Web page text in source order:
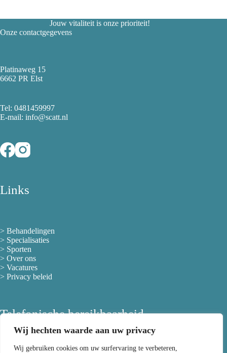
Wij hechten waarde aan uw privacy
Wij gebruiken cookies om uw surfervaring te verbeteren,
Jouw vitaliteit is onze prioriteit!
Onze contactgegevens
Platinaweg 15
6662 PR Elst
Tel: 0481459997
E-mail: info@scatt.nl
Links
> Behandelingen
> Specialisaties
> Sporten
> Over ons
> Vacatures
> Privacy beleid
Telefonische bereikbaarheid